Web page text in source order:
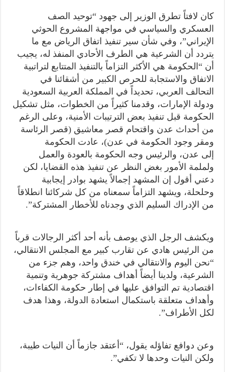
كان لافتاً تطرق الوزير إلى جهود “توحيد الصف
العسكري والسياسي في مواجهة المشروع الحوثي
الإيراني”، وفي شأن سير تنفيذ اتفاق الرياض مع ما
يتردد أن الشرعية هي الطرف الأحادي المنفذ له، يجيب
أن “الحكومة هي الأكثر التزاماً بالتنفيذ المتتابع لتراتبية
الاتفاق والاستجابة للحرص الكبير من أشقائنا في
التحالف العربي، تحديداً في المملكة العربية السعودية
ودولة الإمارات، وقدمنا كثيراً من الخطوات، مثل تشكيل
الحكومة قبل تنفيذ بعض الترتيبات الأمنية، وعلى الرغم
من أحداث عدن واقتحام قصر معاشيق (قصر الرئاسة
ومقر وجود الحكومة في عدن)، عادت الحكومة
إلى عدن، والرئيس وجه الحكومة بالعودة والعمل
ولملمة الأمور بغض النظر عن تنفيذ هذه القضايا، لكن
دعني أقول إن المشهد إجمالاً يشهد بوادر إيجابية
وحلحلة، ويشهد التزاماً سمعناه من كل شركائنا انطلاقاً
من الإدراك السليم الذي وجدناه للأخطار المشتركة”.
ويكشف الرجل الذي يوصف بأنه أحد أكثر الرجالات قرباً
من الرئيس هادي عن تقارب كبير مع المجلس الانتقالي،
“نحن اليوم والانتقالي في خندق واحد، وهم جزء من
الشرعية، ولدينا أيضاً أهداف مشتركة جوهرية وتنمية
اقتصادية تم التوافق عليها في إطار حكومة الكفاءات،
وأهداف متعلقة باستكمال استعادة الدولة، وهذا هدف
لكل الأطراف”.
وعن دوافع تفاؤله يقول، “أعتقد جازماً أن النيات طيبة،
ولكن النيات وحدها لا تكفي”.